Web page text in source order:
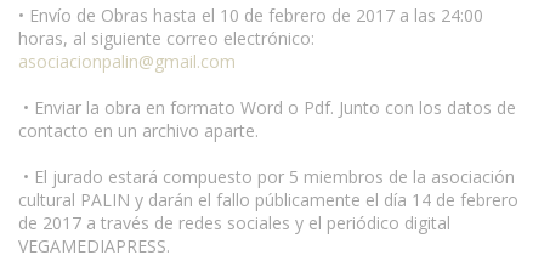
• Envío de Obras hasta el 10 de febrero de 2017 a las 24:00
horas, al siguiente correo electrónico:
asociacionpalin@gmail.com
• Enviar la obra en formato Word o Pdf. Junto con los datos de
contacto en un archivo aparte.
• El jurado estará compuesto por 5 miembros de la asociación
cultural PALIN y darán el fallo públicamente el día 14 de febrero
de 2017 a través de redes sociales y el periódico digital
VEGAMEDIAPRESS.